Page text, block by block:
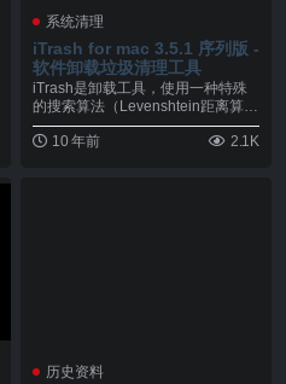
系统清理
iTrash for mac 3.5.1 序列版 -
软件卸载垃圾清理工具
iTrash是卸载工具，使用一种特殊
的搜索算法（Levenshtein距离算
法）...
10 年前
2.1K
历史资料